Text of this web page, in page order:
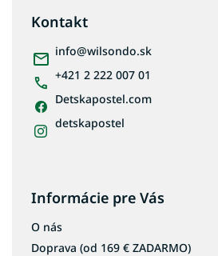
Kontakt
info@wilsondo.sk
+421 2 222 007 01
Detskapostel.com
detskapostel
Informácie pre Vás
O nás
Doprava (od 169 € ZADARMO)